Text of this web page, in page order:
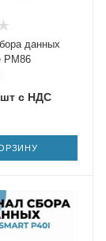
данных
PM86
с НДС